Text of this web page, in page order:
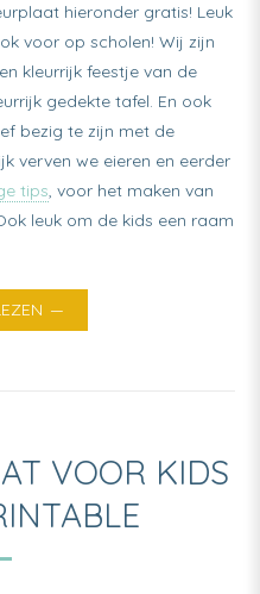
hieronder gratis! Leuk
voor op scholen! Wij zijn
kleurrijk feestje van de
gedekte tafel. En ook
bezig te zijn met de
verven we eieren en eerder
tips, voor het maken van
leuk om de kids een raam
VOOR KIDS